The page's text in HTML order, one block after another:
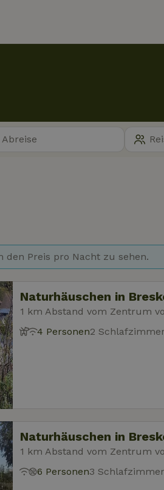
den Preis pro Nacht zu sehen.
Naturhäuschen in
1 km Abstand vom Zentrum
4 Personen2
Naturhäuschen in
1 km Abstand vom Zentrum
6 Personen3 Schlafzimmer